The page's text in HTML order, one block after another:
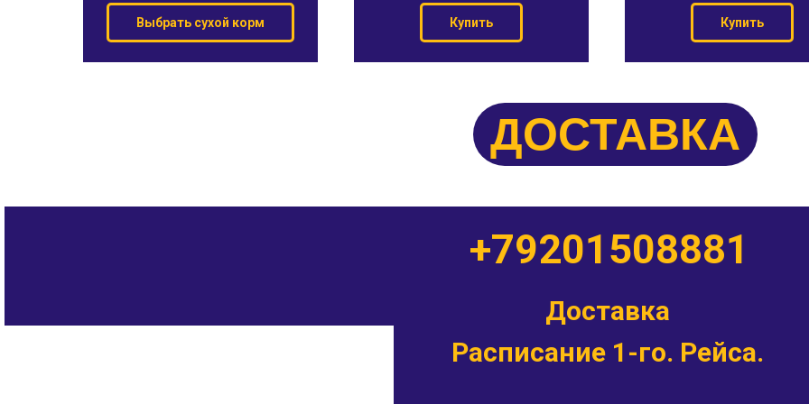
Выбрать сухой корм Купить Купить
ДОСТАВКА
Доставка
Расписание 1-го. Рейса.
+79201508881